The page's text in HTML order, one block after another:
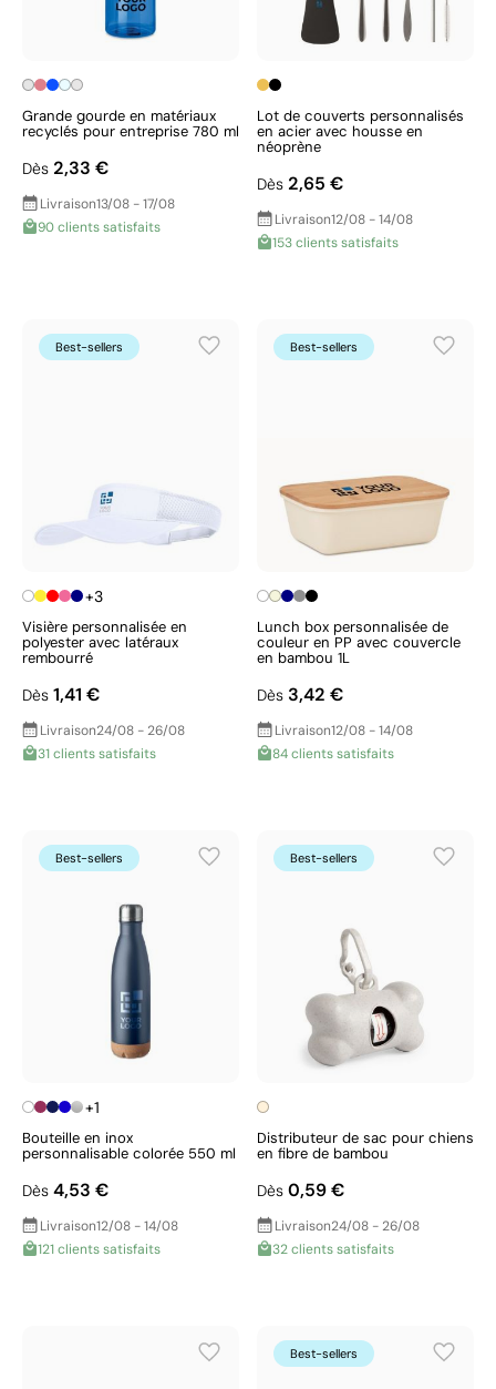
Grande gourde en matériaux
recyclés pour entreprise 780 ml
Dès 2,33 €
Livraison13/08 - 17/08
90 clients satisfaits
Lot de couverts personnalisés
en acier avec housse en
néoprène
Dès 2,65 €
Livraison12/08 - 14/08
153 clients satisfaits
Best-sellers
+3
Visière personnalisée en
polyester avec latéraux
rembourré
Dès 1,41 €
Livraison24/08 - 26/08
31 clients satisfaits
Best-sellers
Lunch box personnalisée de
couleur en PP avec couvercle
en bambou 1L
Dès 3,42 €
Livraison12/08 - 14/08
84 clients satisfaits
Best-sellers
+1
Bouteille en inox
personnalisable colorée 550 ml
Dès 4,53 €
Livraison12/08 - 14/08
121 clients satisfaits
Best-sellers
Distributeur de sac pour chiens
en fibre de bambou
Dès 0,59 €
Livraison24/08 - 26/08
32 clients satisfaits
Best-sellers